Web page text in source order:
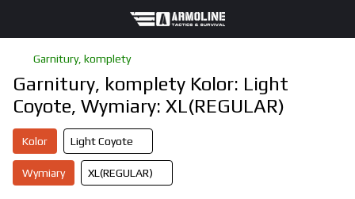
Garnitury, komplety
Garnitury, komplety Kolor: Light
Coyote, Wymiary: XL(REGULAR)
Kolor Light Coyote
Wymiary XL(REGULAR)